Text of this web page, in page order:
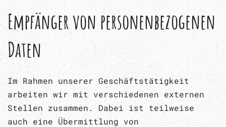
Empfänger von personenbezogenen
Daten
Im Rahmen unserer Geschäftstätigkeit
arbeiten wir mit verschiedenen externen
Stellen zusammen. Dabei ist teilweise
auch eine Übermittlung von